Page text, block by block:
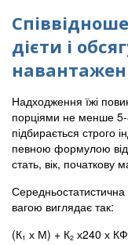
дієти і
Надходження їжі
порціями не менше 5-
підбирається строго
певною формулою
стать, вік, початкову
вагою виглядає так:
(К1 х М) + К2 х240 х